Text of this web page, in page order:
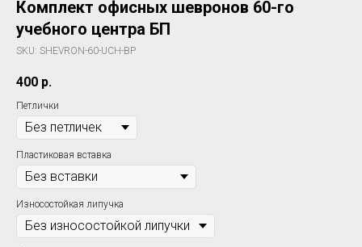
Комплект офисных шевронов 60-го
учебного центра БП
SKU: SHEVRON-60-UCH-BP
400 р.
Петлички
Пластиковая вставка
Износостойкая липучка